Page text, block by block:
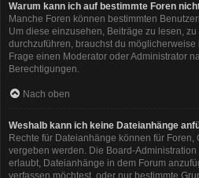
Warum kann ich auf bestimmte Foren
Manche Foren können bestimmten
Um diese einzusehen, Beiträge zu lesen,
durchzuführen, brauchst du
Frage einen Moderator oder Administrator
Berechtigungen.
Nach oben
Weshalb kann ich keine Dateianhänge
Rechte für Dateianhänge können für
vergeben werden. Die Board-
erlaubt, Dateianhänge in dem Forum
verfassen möchtest, oder nur bestimmte